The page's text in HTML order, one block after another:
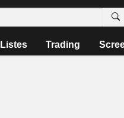
Listes Trading